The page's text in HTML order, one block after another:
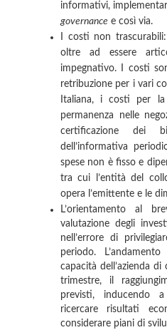
informativi,
governance e così via.
I costi non
oltre ad essere
impegnativo. I costi
retribuzione per i vari
Italiana, i costi per
permanenza nelle
certificazione dei
dell’informativa
spese non è fisso e
tra cui l’entità del
opera l’emittente e le
L’orientamento al
valutazione degli
nell’errore di
periodo.
capacità dell’azienda
trimestre, il
previsti, inducendo
ricercare risultati
considerare piani di